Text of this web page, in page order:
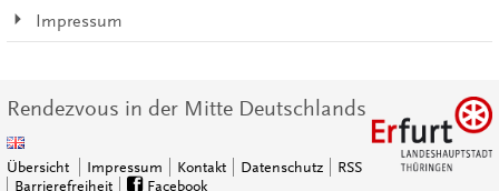
Impressum
Rendezvous in der Mitte Deutschlands
Übersicht Impressum Kontakt Datenschutz
RSS
Barrierefreiheit
Facebook